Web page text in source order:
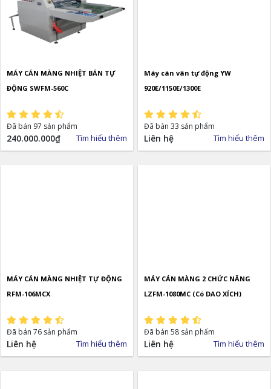
MÁY CÁN MÀNG NHIỆT BÁN TỰ
ĐỘNG SWFM-560C
Đã bán 97 sản phẩm
240.000.000₫ Tìm hiểu thêm
Máy cán vân tự động YW
920E/1150E/1300E
Đã bán 33 sản phẩm
Liên hệ Tìm hiểu thêm
MÁY CÁN MÀNG NHIỆT TỰ ĐỘNG
RFM-106MCX
Đã bán 76 sản phẩm
Liên hệ Tìm hiểu thêm
MÁY CÁN MÀNG 2 CHỨC NĂNG
LZFM-1080MC (Có DAO XÍCH)
Đã bán 58 sản phẩm
Liên hệ Tìm hiểu thêm